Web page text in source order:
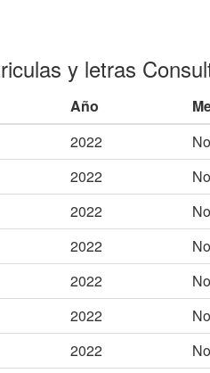
y letras
Año
2022
2022
2022
2022
2022
2022
2022